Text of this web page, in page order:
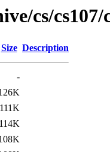
cs/
Size Description
-
111K
114K